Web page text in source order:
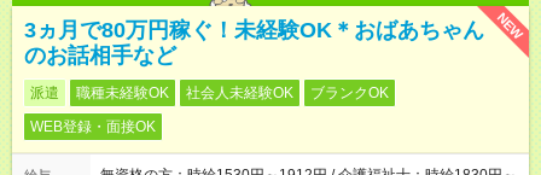
NEW
3ヵ月で80万円稼ぐ！未経験OK＊おばあちゃん
のお話相手など
派遣 職種未経験OK 社会人未経験OK
ブランクOK
WEB登録・面接OK